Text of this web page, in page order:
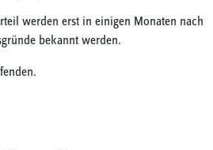
werden erst in einigen Monaten nach
bekannt werden.